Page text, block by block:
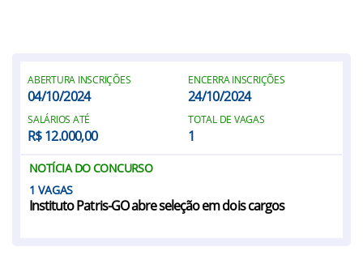
ABERTURA INSCRIÇÕES
04/10/2024
ENCERRA INSCRIÇÕES
24/10/2024
SALÁRIOS ATÉ
R$ 12.000,00
TOTAL DE VAGAS
1
NOTÍCIA DO CONCURSO
1
Instituto Patris-GO abre seleção em dois cargos